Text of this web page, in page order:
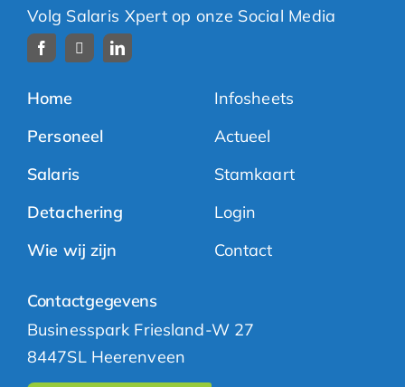
Volg Salaris Xpert op onze Social Media
Home
Personeel
Salaris
Detachering
Wie wij zijn
Infosheets
Actueel
Stamkaart
Login
Contact
Contactgegevens
Businesspark Friesland-W 27
8447SL Heerenveen